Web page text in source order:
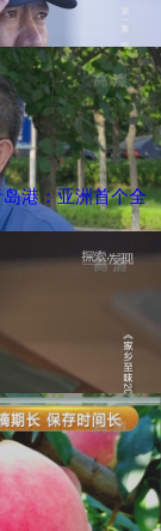
港：亚洲首个全